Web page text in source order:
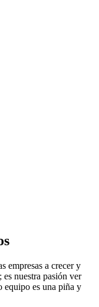
empresas a crecer y
nuestra pasión ver
equipo es una piña y